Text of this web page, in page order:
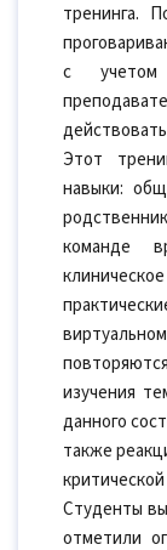
тренинга.
с
Этот
навыки:
команде
изучения
данного
также
Студенты
отметили